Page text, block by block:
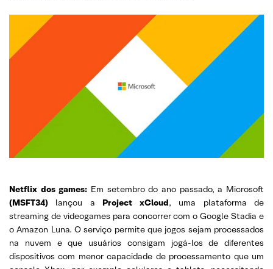
Netflix dos games: Em setembro do ano passado, a Microsoft
(MSFT34) lançou a Project xCloud, uma plataforma de
streaming de videogames para concorrer com o Google Stadia e
o Amazon Luna. O serviço permite que jogos sejam processados
na nuvem e que usuários consigam jogá-los de diferentes
dispositivos com menor capacidade de processamento que um